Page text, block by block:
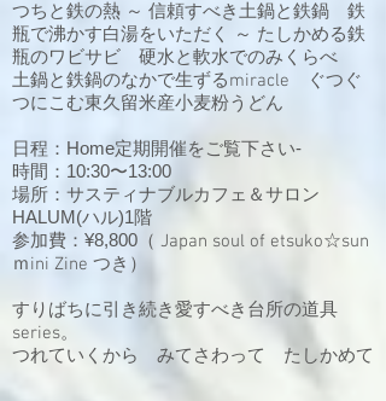
つちと鉄の熱 ～ 信頼すべき土鍋と鉄鍋 鉄
瓶で沸かす白湯をいただく ～ たしかめる鉄
瓶のワビサビ 硬水と軟水でのみくらべ
土鍋と鉄鍋のなかで生ずるmiracle ぐつぐ
つにこむ東久留米産小麦粉うどん
日程：Home定期開催をご覧下さい-
時間：10:30〜13:00
場所：サスティナブルカフェ＆サロン
HALUM(ハル)1階
参加費：¥8,800 （ Japan soul of etsuko☆sun
ｍini Zine つき）
すりばちに引き続き愛すべき台所の道具
series。
つれていくから みてさわって たしかめて